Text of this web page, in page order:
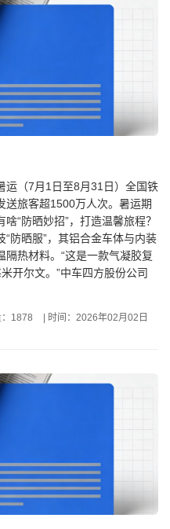
运（7月1日至8月31日）全国铁
送旅客超1500万人次。暑运期
“防晒妙招”，打造温馨旅程？
防晒服”，其铝合金车体与内装
热材料。“这是一款气凝胶复
开尔文。”中车四方股份公司
1878 时间：2026年02月02日